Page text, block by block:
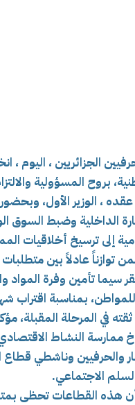
الجزائريين ، اليوم
بروح المسؤولية
، الوزير الأول،
الداخلية وضبط السوق
إلى ترسيخ أخلاقيات
توازناً عادلاً بين
تأمين وفرة المواد
بمناسبة اقتراب
ثقته في المرحلة
النشاط
والحرفيين وناشطي
الاجتماعي.
أن هذه القطاعات تحظى